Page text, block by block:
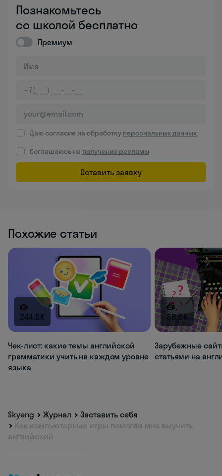
Познакомьтесь
со школой бесплатно
Премиум
Даю согласие на обработку персональных данных
Соглашаюсь на получение рекламы
Оставить заявку
Похожие статьи
244.8K
Чек-лист: какие темы английской
грамматики учить на каждом уровне
языка
86.6K
Зарубежные
статьями на
Skyeng Журнал
Заставить себя
Как компьютерные игры помогли мне выучить
английский